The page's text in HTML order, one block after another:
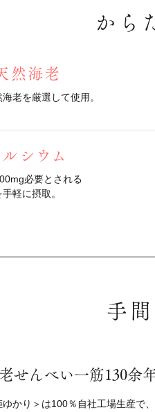
から
然海老
老を厳選して使用。
シウム
必要とされる
軽に摂取。
手
せんべい一筋130余
ゆかり＞は100％自社工場生産で